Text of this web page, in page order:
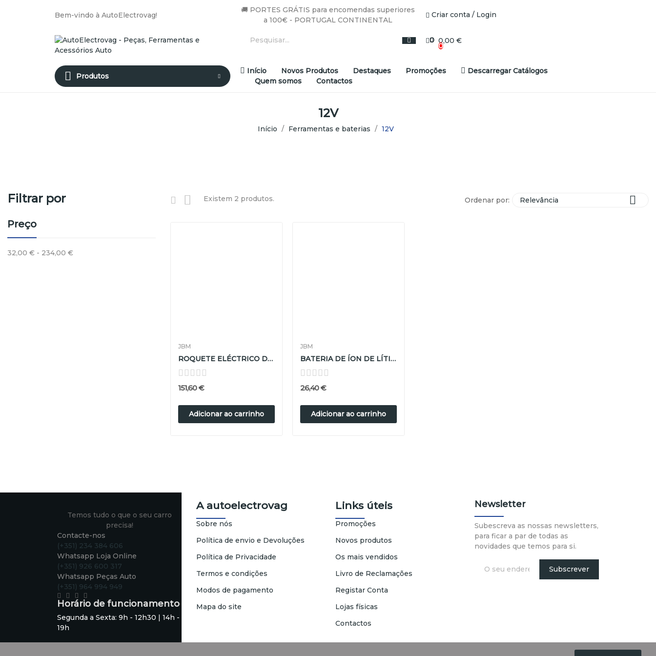
Bem-vindo à AutoElectrovag!
🚚 PORTES GRÁTIS para encomendas superiores
a 100€ - PORTUGAL CONTINENTAL
Criar conta / Login
0 0,00 €
0
Produtos
Início Novos Produtos Destaques Promoções
Descarregar Catálogos
Quem somos
Contactos
12V
Início Ferramentas e baterias 12V
Filtrar por
Preço
32,00 € - 234,00 €
Existem 2 produtos. Ordenar por: Relevância 
JBM
ROQUETE ELÉCTRICO DE 1/2” BRUSHLESS - 12V
151,60 €
Adicionar ao carrinho
JBM
BATERIA DE ÍON DE LÍTIO 2.0 A*h SAMSUNG - PARA...
26,40 €
Adicionar ao carrinho
Temos tudo o que o seu carro
precisa!
Contacte-nos
(+351) 234 384 606
Whatsapp Loja Online
(+351) 926 600 317
Whatsapp Peças Auto
(+351) 964 994 949
Horário de funcionamento
Segunda a Sexta: 9h - 12h30 | 14h -
19h
A autoelectrovag
Sobre nós
Política de envio e Devoluções
Política de Privacidade
Termos e condições
Modos de pagamento
Mapa do site
Links úteis
Promoções
Novos produtos
Os mais vendidos
Livro de Reclamações
Registar Conta
Lojas físicas
Contactos
Newsletter
Subescreva as nossas newsletters,
para ficar a par de todas as
novidades que temos para si.
Subscrever